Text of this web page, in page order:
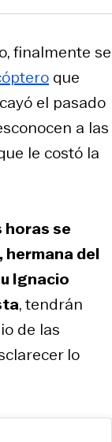
finalmente se
que
el pasado
a las
le costó la
horas se
hermana del
Ignacio
, tendrán
de las
lo